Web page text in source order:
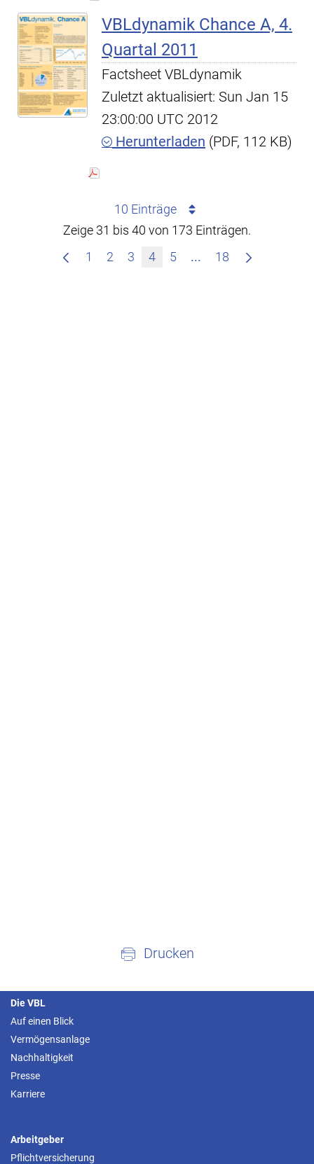
VBLdynamik Chance A, 4.
Quartal 2011
Factsheet VBLdynamik
Zuletzt aktualisiert: Sun Jan 15
23:00:00 UTC 2012
Herunterladen (PDF, 112 KB)
10 Einträge
Zeige 31 bis 40 von 173 Einträgen.
1
2 3 4 5 ... Zwischenseiten
18
Drucken
Die VBL
Auf einen Blick
Vermögensanlage
Nachhaltigkeit
Presse
Karriere
Arbeitgeber
Pflichtversicherung